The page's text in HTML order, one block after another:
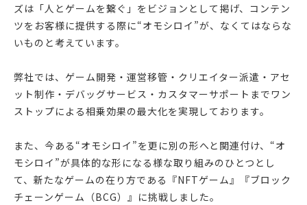
ズは「人とゲームを繋ぐ」をビジョンとして掲げ、コンテン
ツをお客様に提供する際に“オモシロイ”が、なくてはならな
いものと考えています。
弊社では、ゲーム開発・運営移管・クリエイター派遣・アセ
ット制作・デバッグサービス・カスタマーサポートまでワン
ストップによる相乗効果の最大化を実現しております。
また、今ある“オモシロイ”を更に別の形へと関連付け、“オ
モシロイ”が具体的な形になる様な取り組みのひとつとし
て、新たなゲームの在り方である『NFTゲーム』『ブロック
チェーンゲーム（BCG）』に挑戦しました。